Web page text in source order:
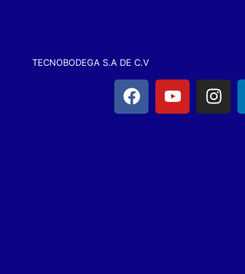
TECNOBODEGA S.A DE C.V